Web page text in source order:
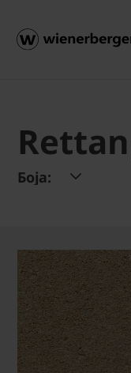
Боја: